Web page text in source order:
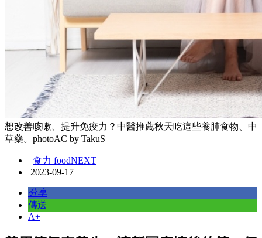
想改善咳嗽、提升免疫力？中醫推薦秋天吃這些養肺食物、中
草藥。photoAC by TakuS
食力 foodNEXT
2023-09-17
分享
傳送
A+